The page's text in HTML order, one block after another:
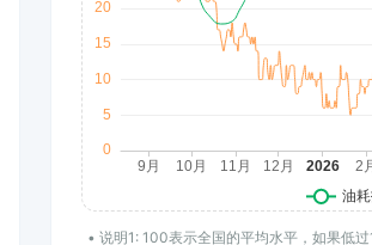
• 说明1: 100表示全国的平均水平，如果低